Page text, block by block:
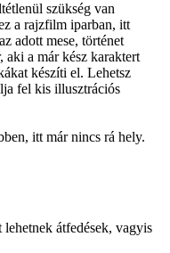
szükség van
a rajzfilm iparban, itt
adott mese, történet
aki a már kész karaktert
készíti el. Lehetsz
fel kis illusztrációs
itt már nincs rá hely.
átfedések, vagyis